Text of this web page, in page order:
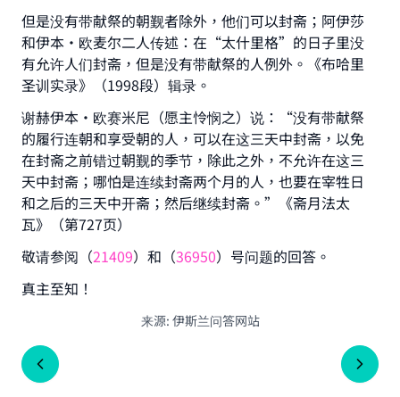
但是没有带献祭的朝觐者除外，他们可以封斋；阿伊莎
和伊本•欧麦尔二人传述：在“太什里格”的日子里没
有允许人们封斋，但是没有带献祭的人例外。《布哈里
圣训实录》（1998段）辑录。
谢赫伊本•欧赛米尼（愿主怜悯之）说：“没有带献祭
的履行连朝和享受朝的人，可以在这三天中封斋，以免
在封斋之前错过朝觐的季节，除此之外，不允许在这三
天中封斋；哪怕是连续封斋两个月的人，也要在宰牲日
和之后的三天中开斋；然后继续封斋。”《斋月法太
瓦》（第727页）
敬请参阅（21409）和（36950）号问题的回答。
真主至知！
来源: 伊斯兰问答网站
The Prophet (ﷺ) said:
"A person who leads others to doing what is
good will earn the same reward as those who
do it."
(MUSLIM, 1893)
Support IslamQA